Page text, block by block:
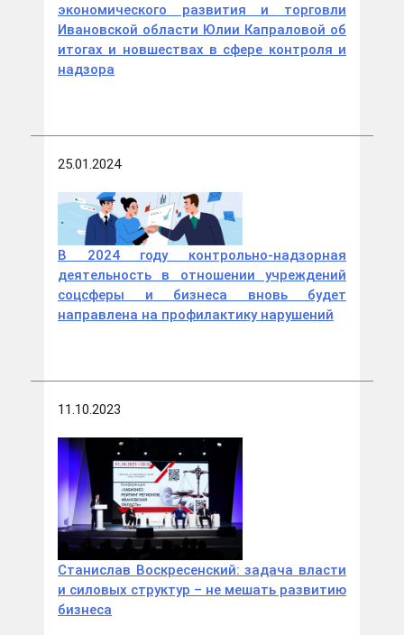
экономического развития и торговли
Ивановской области Юлии Капраловой об
итогах и новшествах в сфере контроля и
надзора
25.01.2024
В 2024 году контрольно-надзорная
деятельность в отношении учреждений
соцсферы и бизнеса вновь будет
направлена на профилактику нарушений
11.10.2023
Станислав Воскресенский: задача власти
и силовых структур – не мешать развитию
бизнеса